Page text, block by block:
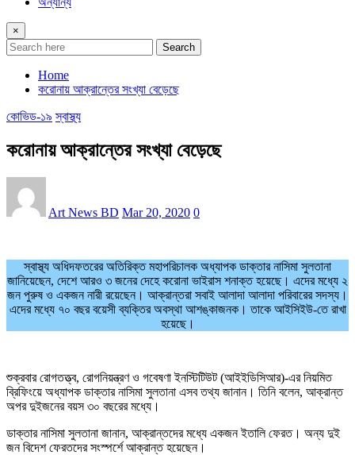
×
Search
Home
করোনায় আক্রান্তের সংখ্যা বেড়েছে
কোভিড-১৯ স্বাস্থ্য
করোনায় আক্রান্তের সংখ্যা বেড়েছে
Art News BD Mar 20, 2020 0
স্বাস্থ্য অধিদফতরের অতিরিক্ত মহাপরিচালক অধ্যাপক ডাক্তার নাসিমা সুলতানা
জানিয়েছেন, দেশে আরও ৩ জনের দেহে করোনা ভাইরাস শনাক্ত হয়েছে। এদের মধ্যে ২
জন পুরুষ ও একজন নারী রয়েছেন। আক্রান্তরা সবাই আলাদা আলাদা পরিবারের সদস্য।
এদের মধ্যে ৭০ বছর বয়েসী ব্যক্তির অবস্থা আশঙ্কাজনক। তাকে আইসিইউ-তে রাখা
হয়েছে।
শুক্রবার রোগতত্ত্ব, রোগনিয়ন্ত্রণ ও গবেষণা ইনস্টিটিউট (আইইডিসিআর)-এর নিয়মিত
ব্রিফিংয়ে অধ্যাপক ডাক্তার নাসিমা সুলতানা এসব তথ্য জানান। তিনি বলেন, আক্রান্ত
অপর দুইজনের বয়স ৩০ বছরের মধ্যে।
ডাক্তার নাসিমা সুলতানা জানান, আক্রান্তদের মধ্যে একজন ইতালি ফেরত। অন্য দুই
জন বিদেশ ফেরতদের সংস্পর্শে আক্রান্ত হয়েছেন।